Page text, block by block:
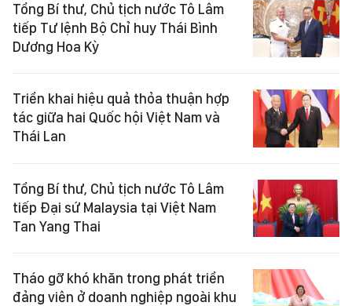
Tổng Bí thư, Chủ tịch nước Tô Lâm
tiếp Tư lệnh Bộ Chỉ huy Thái Bình
Dương Hoa Kỳ
Triển khai hiệu quả thỏa thuận hợp
tác giữa hai Quốc hội Việt Nam và
Thái Lan
Tổng Bí thư, Chủ tịch nước Tô Lâm
tiếp Đại sứ Malaysia tại Việt Nam
Tan Yang Thai
Tháo gỡ khó khăn trong phát triển
đảng viên ở doanh nghiệp ngoài khu